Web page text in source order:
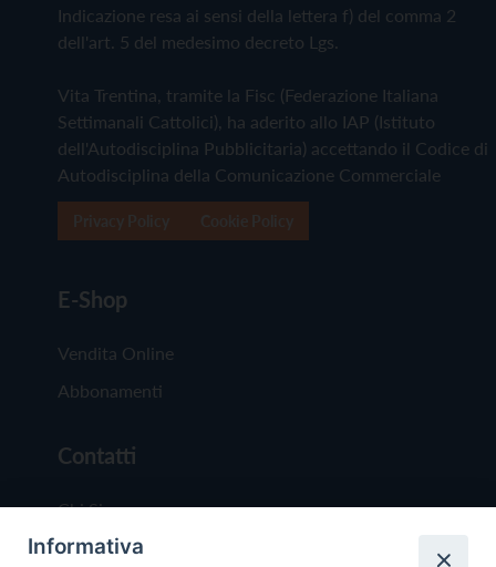
Indicazione resa ai sensi della lettera f) del comma 2
dell'art. 5 del medesimo decreto Lgs.
Vita Trentina, tramite la Fisc (Federazione Italiana
Settimanali Cattolici), ha aderito allo IAP (Istituto
dell'Autodisciplina Pubblicitaria) accettando il Codice di
Autodisciplina della Comunicazione Commerciale
E-Shop
Vendita Online
Abbonamenti
Contatti
Chi Siamo
Redazione
Informativa